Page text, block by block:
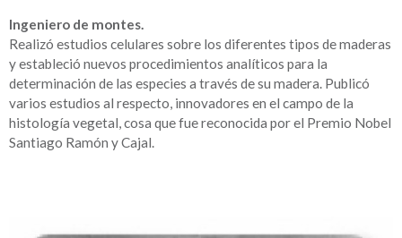
Ingeniero de montes.
Realizó estudios celulares sobre los diferentes tipos de maderas
y estableció nuevos procedimientos analíticos para la
determinación de las especies a través de su madera. Publicó
varios estudios al respecto, innovadores en el campo de la
histología vegetal, cosa que fue reconocida por el Premio Nobel
Santiago Ramón y Cajal.